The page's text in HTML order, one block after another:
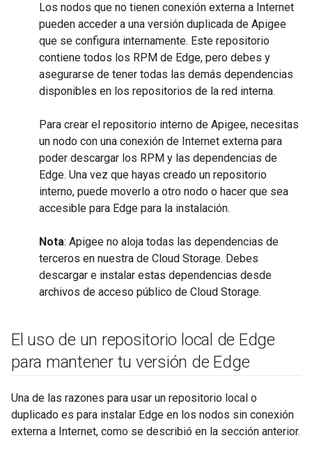
Los nodos que no tienen conexión externa a Internet
pueden acceder a una versión duplicada de Apigee
que se configura internamente. Este repositorio
contiene todos los RPM de Edge, pero debes y
asegurarse de tener todas las demás dependencias
disponibles en los repositorios de la red interna.
Para crear el repositorio interno de Apigee, necesitas
un nodo con una conexión de Internet externa para
poder descargar los RPM y las dependencias de
Edge. Una vez que hayas creado un repositorio
interno, puede moverlo a otro nodo o hacer que sea
accesible para Edge para la instalación.
Nota: Apigee no aloja todas las dependencias de
terceros en nuestra de Cloud Storage. Debes
descargar e instalar estas dependencias desde
archivos de acceso público de Cloud Storage.
El uso de un repositorio local de Edge
para mantener tu versión de Edge
Una de las razones para usar un repositorio local o
duplicado es para instalar Edge en los nodos sin conexión
externa a Internet, como se describió en la sección anterior.